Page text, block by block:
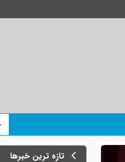
تازه ترین خبرها